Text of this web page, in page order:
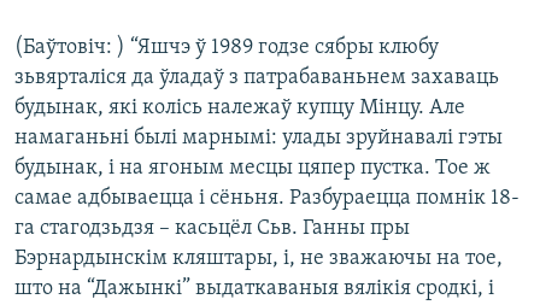
(Баўтовіч: ) “Яшчэ ў 1989 годзе сябры клюбу
зьвярталіся да ўладаў з патрабаваньнем захаваць
будынак, які колісь належаў купцу Мінцу. Але
намаганьні былі марнымі: улады зруйнавалі гэты
будынак, і на ягоным месцы цяпер пустка. Тое ж
самае адбываецца і сёньня. Разбураецца помнік 18-
га стагодзьдзя – касьцёл Сьв. Ганны пры
Бэрнардынскім кляштары, і, не зважаючы на тое,
што на “Дажынкі” выдаткаваныя вялікія сродкі, і